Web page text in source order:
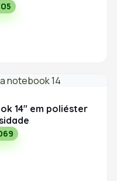
14" em poliéster